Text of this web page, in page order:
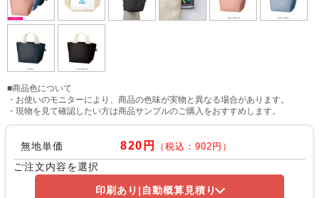
■商品色について
・お使いのモニターにより、商品の色味が実物と異なる場合があります。
・現物を見て確認したい方は商品サンプルのご購入をおすすめします。
無地単価 820円 （税込：902円）
ご注文内容を選択
印刷あり 自動概算見積り